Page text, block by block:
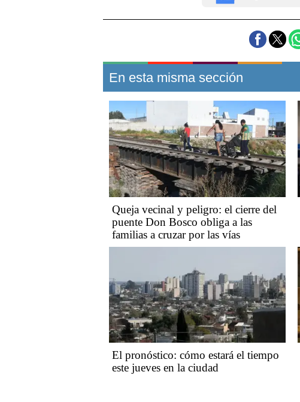
En esta misma sección
Queja vecinal y peligro: el cierre del
puente Don Bosco obliga a las
familias a cruzar por las vías
El pronóstico: cómo estará el tiempo
este jueves en la ciudad